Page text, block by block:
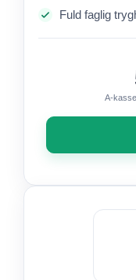
Fuld faglig
A-